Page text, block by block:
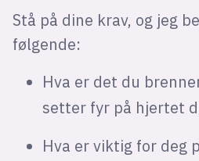
Stå på dine krav, og jeg
følgende:
Hva er det du
setter fyr på hjertet
Hva er viktig for deg